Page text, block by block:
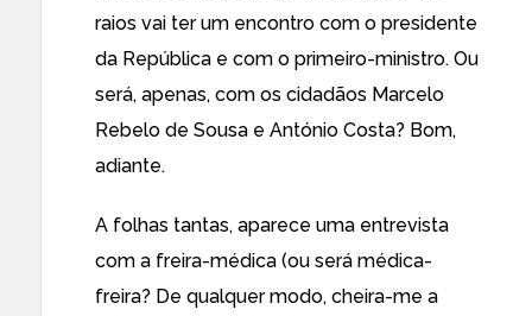
raios vai ter um encontro com o presidente
da República e com o primeiro-ministro. Ou
será, apenas, com os cidadãos Marcelo
Rebelo de Sousa e António Costa? Bom,
adiante.
A folhas tantas, aparece uma entrevista
com a freira-médica (ou será médica-
freira? De qualquer modo, cheira-me a